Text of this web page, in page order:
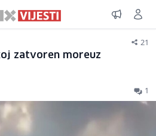
21
zatvoren moreuz
1